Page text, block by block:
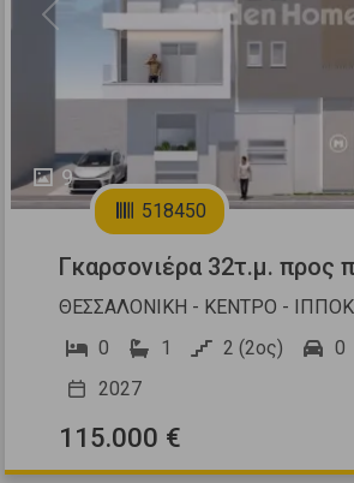
9
Previous
518450
Γκαρσονιέρα 32τ.μ. προς
ΘΕΣΣΑΛΟΝΙΚΗ - ΚΕΝΤΡΟ -
0
1 2 (2ος) 0
2027
115.000 €